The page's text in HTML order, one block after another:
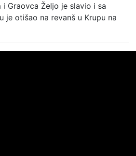
Graovca Željo je slavio i sa
je otišao na revanš u Krupu na